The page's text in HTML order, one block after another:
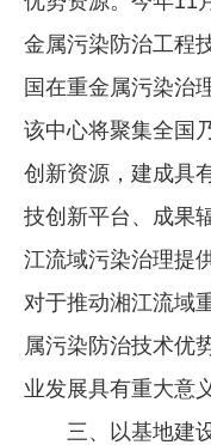
金属污染防治工程
国在重金属污染治
该中心将聚集全国
创新资源，建成具
技创新平台、成果
江流域污染治理提
对于推动湘江流域
属污染防治技术优
业发展具有重大意义
三、以基地建设